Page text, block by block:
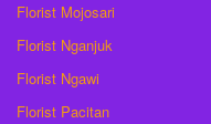
Florist Mojosari
Florist Nganjuk
Florist Ngawi
Florist Pacitan